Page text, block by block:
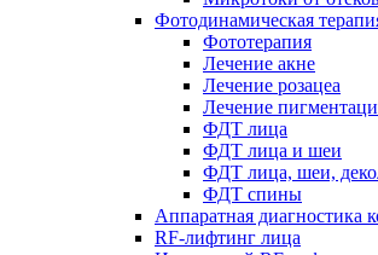
Фотодинамическая
Фототерапия
Лечение акне
Лечение розацеа
Лечение
ФДТ лица
ФДТ лица и шеи
ФДТ лица, шеи,
ФДТ спины
Аппаратная диагностика
RF-лифтинг лица